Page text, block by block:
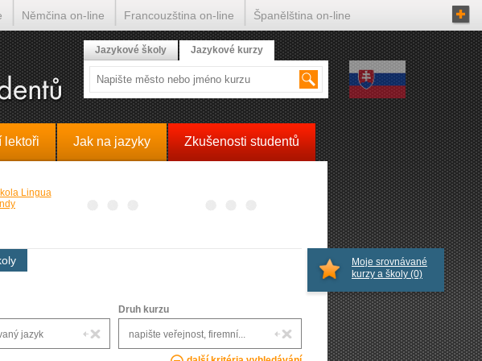
lektoři Jak na jazyky Zkušenosti studentů
Druh kurzu
Moje srovnávané
kurzy a školy (0)
Jazykové školy Jazykové kurzy
Němčina on-line Francouzština on-line Španělština on-line